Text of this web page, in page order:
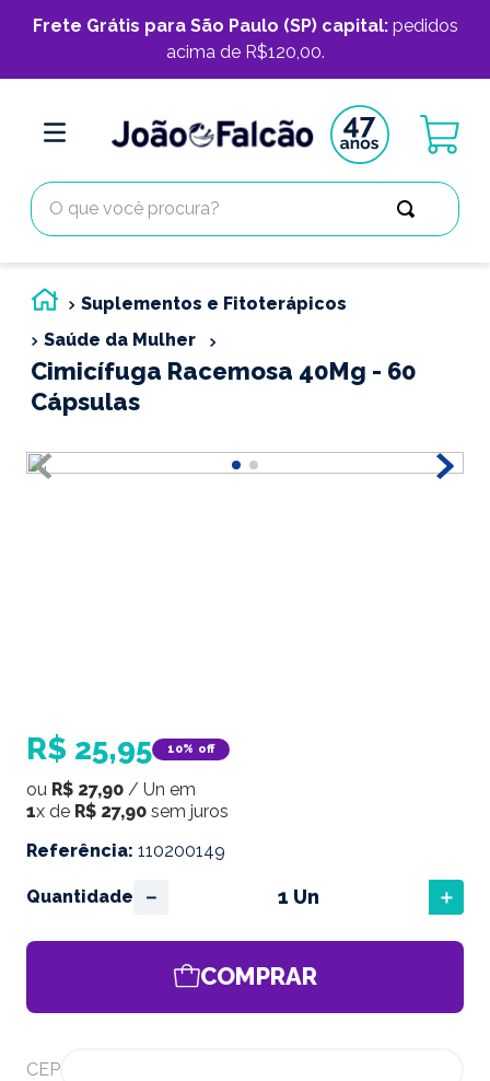
Frete Grátis para São Paulo (SP) capital:pedidos
acima de R$120,00.
O que você procura?
Suplementos e Fitoterápicos
Saúde da Mulher
Cimicífuga Racemosa 40Mg - 60
Cápsulas
R$ 25,95 10% off
ou R$ 27,90 / Un em
1x de R$ 27,90 sem juros
Referência: 110200149
Quantidade ＋
－
COMPRAR
CEP